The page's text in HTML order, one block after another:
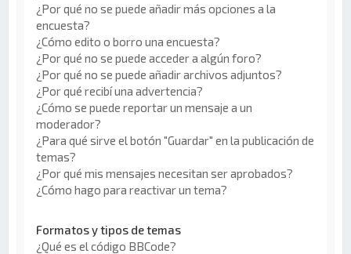
¿Por qué no se puede añadir más opciones a la
encuesta?
¿Cómo edito o borro una encuesta?
¿Por qué no se puede acceder a algún foro?
¿Por qué no se puede añadir archivos adjuntos?
¿Por qué recibí una advertencia?
¿Cómo se puede reportar un mensaje a un
moderador?
¿Para qué sirve el botón "Guardar" en la publicación de
temas?
¿Por qué mis mensajes necesitan ser aprobados?
¿Cómo hago para reactivar un tema?
Formatos y tipos de temas
¿Qué es el código BBCode?